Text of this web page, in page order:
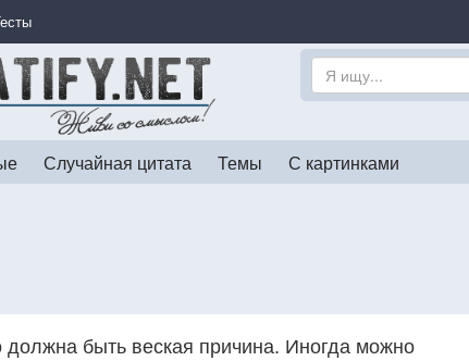
Случайная цитата Темы С картинками
должна быть веская причина. Иногда можно